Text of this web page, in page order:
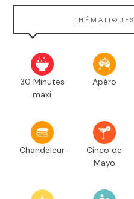
30 Minutes
maxi
Apéro
Chandeleur
Cinco de
Mayo